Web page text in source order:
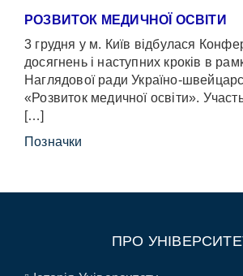
РОЗВИТОК МЕДИЧНОЇ ОСВІТИ
3 грудня у м. Київ відбулася
досягнень і наступних кроків в
Наглядової ради Україно-
«Розвиток медичної освіти».
[…]
Позначки
ПРО